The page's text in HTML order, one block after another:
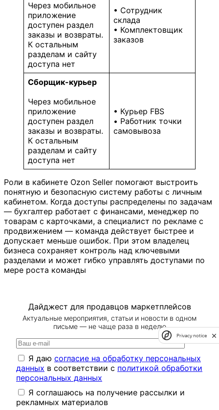
Через мобильное
приложение
доступен раздел
заказы и возвраты.
К остальным
разделам и сайту
доступа нет
• Сотрудник
склада
• Комплектовщик
заказов
Сборщик-курьер
Через мобильное
приложение
доступен раздел
заказы и возвраты.
К остальным
разделам и сайту
доступа нет
• Курьер FBS
• Работник точки
самовывоза
Роли в кабинете Ozon Seller помогают выстроить
понятную и безопасную систему работы с личным
кабинетом. Когда доступы распределены по задачам
— бухгалтер работает с финансами, менеджер по
товарам с карточками, а специалист по рекламе с
продвижением — команда действует быстрее и
допускает меньше ошибок. При этом владелец
бизнеса сохраняет контроль над ключевыми
разделами и может гибко управлять доступами по
мере роста команды
Дайджест для продавцов маркетплейсов
Актуальные мероприятия, статьи и новости в одном
письме — не чаще раза в неделю
Я даю согласие на обработку персональных
данных в соответствии с политикой обработки
персональных данных
Я соглашаюсь на получение рассылки и
рекламных материалов
Privacy notice